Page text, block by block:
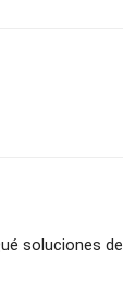
soluciones